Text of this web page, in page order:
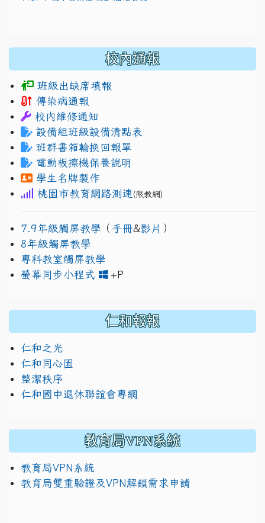
校內通報
班級出缺席填報
傳染病通報
校內維修通知
設備組班級設備清點表
班群書箱輪換回報單
電動板擦機保養說明
學生名牌製作
桃園市教育網路測速 (限教網)
7.9年級觸屏教學 （ 手冊&影片 ）
8年級觸屏教學
專科教室觸屏教學
螢幕同步小程式
+P
仁和報報
仁和之光
仁和同心園
整潔秩序
仁和國中退休聯誼會專網
教育局VPN系統
教育局VPN系統
教育局雙重驗證及VPN解鎖需求申請